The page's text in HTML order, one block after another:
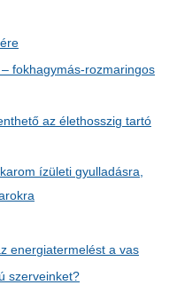
fokhagymás-rozmaringos
az élethosszig tartó
ízületi gyulladásra,
energiatermelést a vas
szerveinket?